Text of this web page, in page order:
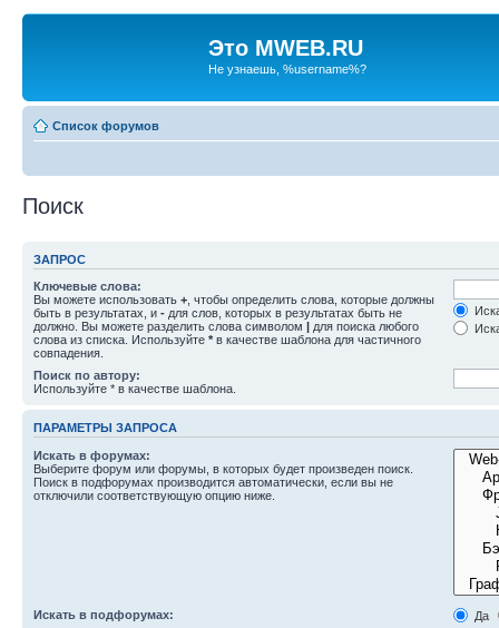
Это MWEB.RU
Не узнаешь, %username%?
Список форумов
Поиск
ЗАПРОС
Ключевые слова:
Вы можете использовать + , чтобы определить слова, которые должны
быть в результатах, и - для слов, которых в результатах быть не
должно. Вы можете разделить слова символом | для поиска любого
слова из списка. Используйте * в качестве шаблона для частичного
совпадения.
Поиск по автору:
Используйте * в качестве шаблона.
ПАРАМЕТРЫ ЗАПРОСА
Искать в форумах:
Выберите форум или форумы, в которых будет произведен поиск.
Поиск в подфорумах производится автоматически, если вы не
отключили соответствующую опцию ниже.
Искать в подфорумах:
Да